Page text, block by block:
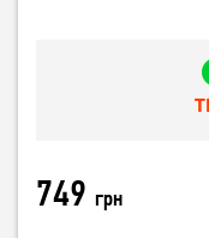
749 грн